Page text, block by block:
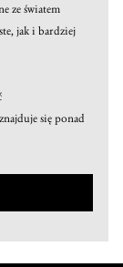
ze światem
jak i bardziej
się ponad